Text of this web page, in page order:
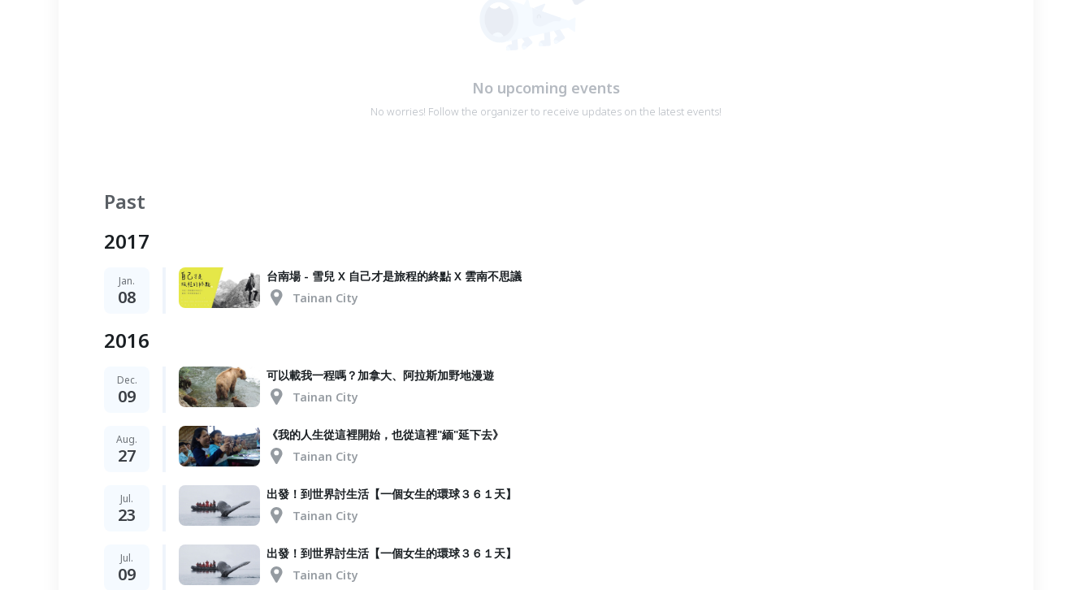
No upcoming events
No worries! Follow the organizer to receive updates on the latest events!
Past
2017
Jan.
08
台南場 - 雪兒 X 自己才是旅程的終點 X 雲南不思議
Tainan City
2016
Dec.
09
可以載我一程嗎？加拿大、阿拉斯加野地漫遊
Tainan City
Aug.
27
《我的人生從這裡開始，也從這裡"緬"延下去》
Tainan City
Jul.
23
出發！到世界討生活【一個女生的環球３６１天】
Tainan City
Jul.
09
出發！到世界討生活【一個女生的環球３６１天】
Tainan City